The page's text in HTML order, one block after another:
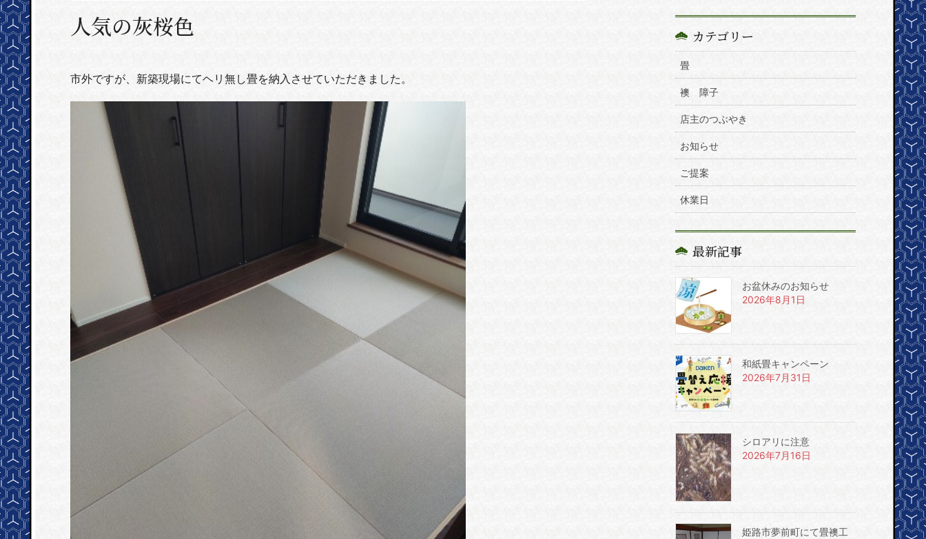
人気の灰桜色
市外ですが、新築現場にてヘリ無し畳を納入させていただきました。
カテゴリー
畳
襖 障子
店主のつぶやき
お知らせ
ご提案
休業日
最新記事
お盆休みのお知らせ
2026年8月1日
和紙畳キャンペーン
2026年7月31日
シロアリに注意
2026年7月16日
姫路市夢前町にて畳襖工